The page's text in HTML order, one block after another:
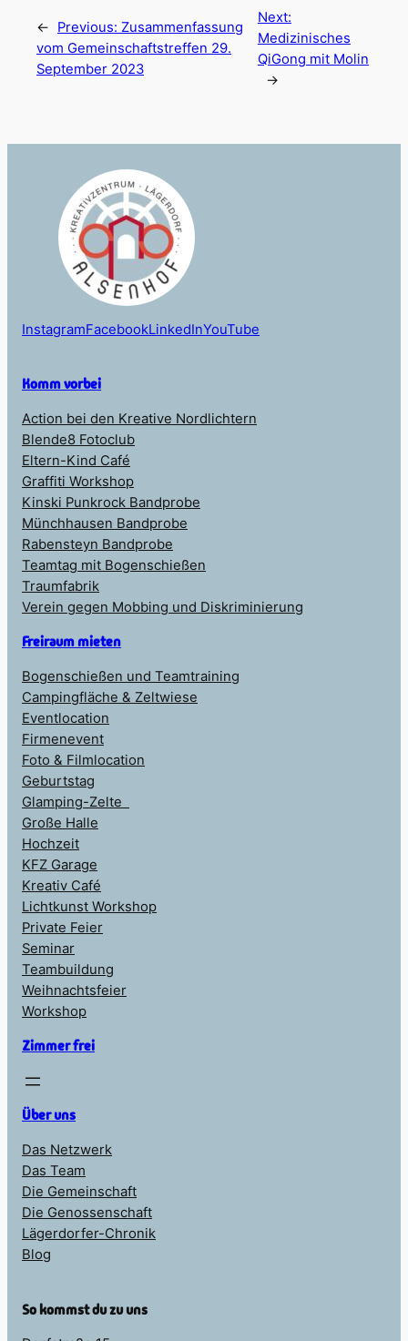
← Previous: Zusammenfassung
vom Gemeinschaftstreffen 29.
September 2023
Next:
Medizinisches
QiGong mit Molin
→
InstagramFacebookLinkedInYouTube
Komm vorbei
Action bei den Kreative Nordlichtern
Blende8 Fotoclub
Eltern-Kind Café
Graffiti Workshop
Kinski Punkrock Bandprobe
Münchhausen Bandprobe
Rabensteyn Bandprobe
Teamtag mit Bogenschießen
Traumfabrik
Verein gegen Mobbing und Diskriminierung
Freiraum mieten
Bogenschießen und Teamtraining
Campingfläche & Zeltwiese
Eventlocation
Firmenevent
Foto & Filmlocation
Geburtstag
Glamping-Zelte
Große Halle
Hochzeit
KFZ Garage
Kreativ Café
Lichtkunst Workshop
Private Feier
Seminar
Teambuildung
Weihnachtsfeier
Workshop
Zimmer frei
Über uns
Das Netzwerk
Das Team
Die Gemeinschaft
Die Genossenschaft
Lägerdorfer-Chronik
Blog
So kommst du zu uns